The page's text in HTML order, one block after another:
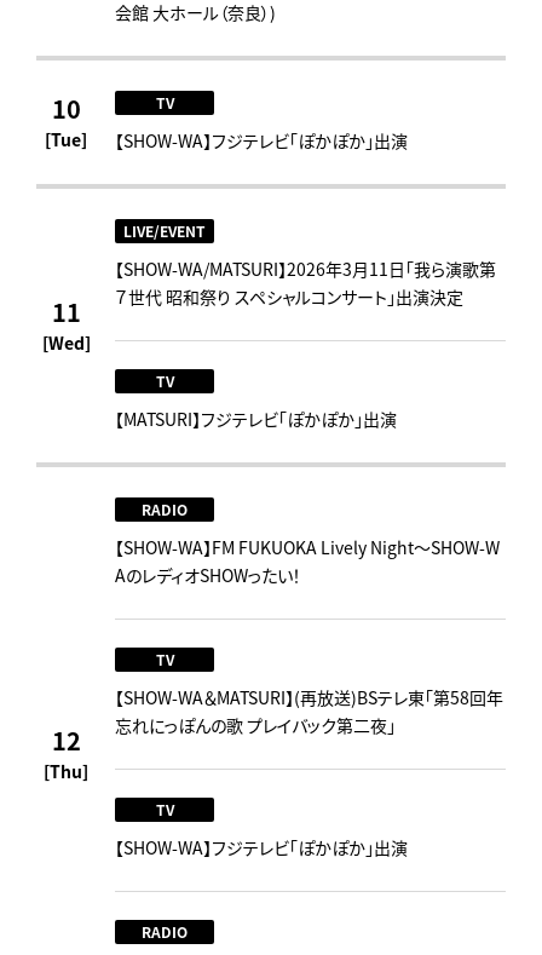
会館 大ホール（奈良）)
10
[Tue]
TV
【SHOW-WA】フジテレビ「ぽかぽか」出演
11
[Wed]
LIVE/EVENT
【SHOW-WA/MATSURI】2026年3月11日「我ら演歌第
７世代 昭和祭り スペシャルコンサート」出演決定
TV
【MATSURI】フジテレビ「ぽかぽか」出演
12
[Thu]
RADIO
【SHOW-WA】FM FUKUOKA Lively Night～SHOW-W
AのレディオSHOWったい！
TV
【SHOW-WA＆MATSURI】(再放送)BSテレ東「第58回年
忘れにっぽんの歌 プレイバック第二夜」
TV
【SHOW-WA】フジテレビ「ぽかぽか」出演
RADIO